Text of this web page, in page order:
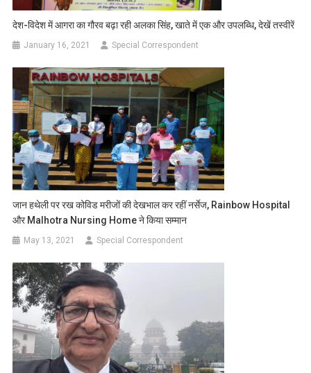
देश-विदेश में आगरा का गौरव बढ़ा रही अलका सिंह, खाते में एक और उपलब्धि, देखें तस्वीरें
January 16, 2021 Special Correspondent
जान हथेली पर रख कोविड मरीजों की देखभाल कर रहीं नर्सेज, Rainbow Hospital
और Malhotra Nursing Home ने किया सम्मान
May 13, 2021 Special Correspondent